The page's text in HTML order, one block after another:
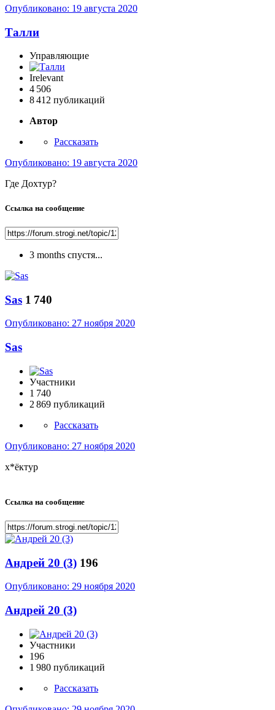
Опубликовано: 19 августа 2020
­Талли
Управляющие
Irelevant
4 506
8 412 публикаций
Автор
Рассказать
Опубликовано: 19 августа 2020
Где Дохтур?
Ссылка на сообщение
3 months спустя...
Sas 1 740
Опубликовано: 27 ноября 2020
Sas
Участники
1 740
2 869 публикаций
Рассказать
Опубликовано: 27 ноября 2020
х*ёктур
Ссылка на сообщение
Андрей 20 (3) 196
Опубликовано: 29 ноября 2020
Андрей 20 (3)
Участники
196
1 980 публикаций
Рассказать